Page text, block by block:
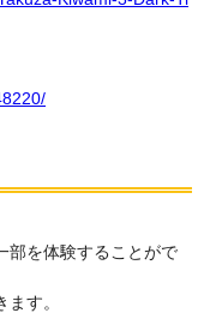
部を体験することがで
す。